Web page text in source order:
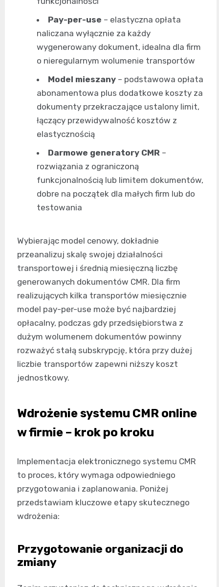
Pay-per-use – elastyczna opłata
naliczana wyłącznie za każdy
wygenerowany dokument, idealna dla firm
o nieregularnym wolumenie transportów
Model mieszany – podstawowa opłata
abonamentowa plus dodatkowe koszty za
dokumenty przekraczające ustalony limit,
łączący przewidywalność kosztów z
elastycznością
Darmowe generatory CMR –
rozwiązania z ograniczoną
funkcjonalnością lub limitem dokumentów,
dobre na początek dla małych firm lub do
testowania
Wybierając model cenowy, dokładnie
przeanalizuj skalę swojej działalności
transportowej i średnią miesięczną liczbę
generowanych dokumentów CMR. Dla firm
realizujących kilka transportów miesięcznie
model pay-per-use może być najbardziej
opłacalny, podczas gdy przedsiębiorstwa z
dużym wolumenem dokumentów powinny
rozważyć stałą subskrypcję, która przy dużej
liczbie transportów zapewni niższy koszt
jednostkowy.
Wdrożenie systemu CMR online
w firmie – krok po kroku
Implementacja elektronicznego systemu CMR
to proces, który wymaga odpowiedniego
przygotowania i zaplanowania. Poniżej
przedstawiam kluczowe etapy skutecznego
wdrożenia:
Przygotowanie organizacji do
zmiany